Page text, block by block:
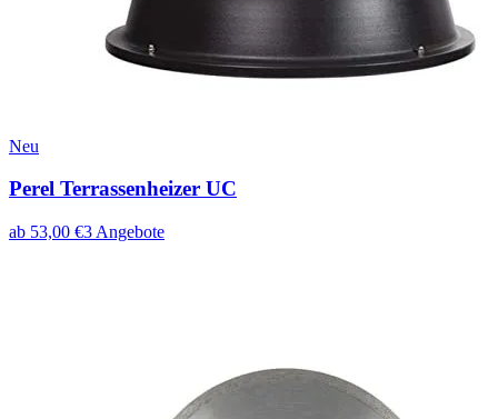
Neu
Perel Terrassenheizer UC
ab 53,00 €3 Angebote